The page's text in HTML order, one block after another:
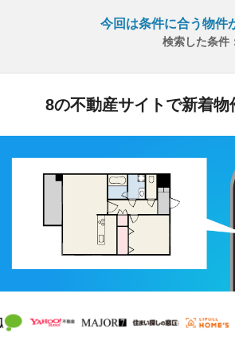
今回は条件に合う物件
検索した条件
8の不動産サイトで新着物